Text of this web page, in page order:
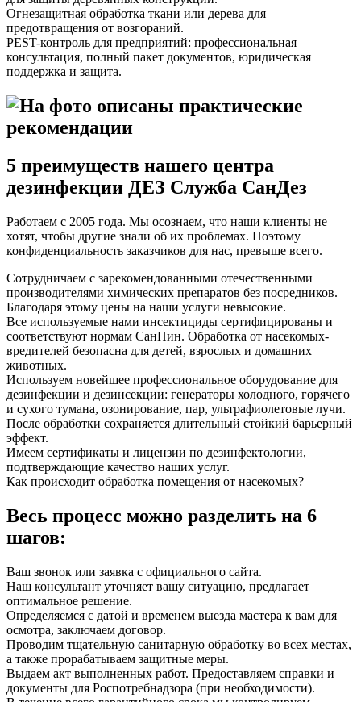
Огнезащитная обработка ткани или дерева для
предотвращения от возгораний.
PEST-контроль для предприятий: профессиональная
консультация, полный пакет документов, юридическая
поддержка и защита.
5 преимуществ нашего центра
дезинфекции ДЕЗ Служба СанДез
Работаем с 2005 года. Мы осознаем, что наши клиенты не
хотят, чтобы другие знали об их проблемах. Поэтому
конфиденциальность заказчиков для нас, превыше всего.
Сотрудничаем с зарекомендованными отечественными
производителями химических препаратов без посредников.
Благодаря этому цены на наши услуги невысокие.
Все используемые нами инсектициды сертифицированы и
соответствуют нормам СанПин. Обработка от насекомых-
вредителей безопасна для детей, взрослых и домашних
животных.
Используем новейшее профессиональное оборудование для
дезинфекции и дезинсекции: генераторы холодного, горячего
и сухого тумана, озонирование, пар, ультрафиолетовые лучи.
После обработки сохраняется длительный стойкий барьерный
эффект.
Имеем сертификаты и лицензии по дезинфектологии,
подтверждающие качество наших услуг.
Как происходит обработка помещения от насекомых?
Весь процесс можно разделить на 6
шагов:
Ваш звонок или заявка с официального сайта.
Наш консультант уточняет вашу ситуацию, предлагает
оптимальное решение.
Определяемся с датой и временем выезда мастера к вам для
осмотра, заключаем договор.
Проводим тщательную санитарную обработку во всех местах,
а также прорабатываем защитные меры.
Выдаем акт выполненных работ. Предоставляем справки и
документы для Роспотребнадзора (при необходимости).